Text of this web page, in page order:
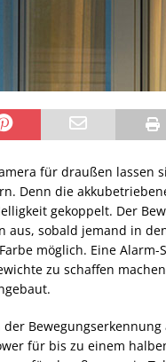
für draußen lassen
Denn die
gekoppelt. Der
sobald jemand in
möglich. Eine Alarm-
zu schaffen
für bis zu einem